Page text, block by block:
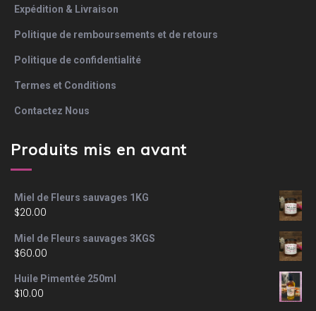
Expédition & Livraison
Politique de remboursements et de retours
Politique de confidentialité
Termes et Conditions
Contactez Nous
Produits mis en avant
Miel de Fleurs sauvages 1KG
$20.00
Miel de Fleurs sauvages 3KGS
$60.00
Huile Pimentée 250ml
$10.00